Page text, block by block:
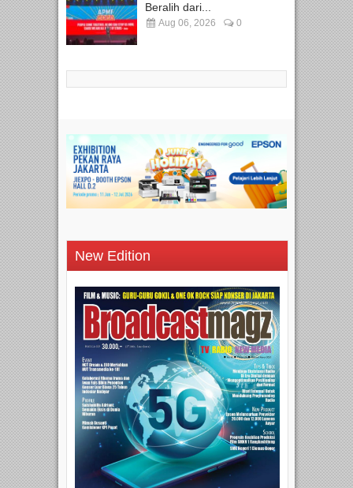
Beralih dari...
Aug 06, 2026 0
New Edition